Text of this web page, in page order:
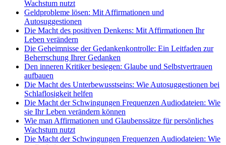
Wachstum nutzt
Geldprobleme lösen: Mit Affirmationen und
Autosuggestionen
Die Macht des positiven Denkens: Mit Affirmationen Ihr
Leben verändern
Die Geheimnisse der Gedankenkontrolle: Ein Leitfaden zur
Beherrschung Ihrer Gedanken
Den inneren Kritiker besiegen: Glaube und Selbstvertrauen
aufbauen
Die Macht des Unterbewusstseins: Wie Autosuggestionen bei
Schlaflosigkeit helfen
Die Macht der Schwingungen Frequenzen Audiodateien: Wie
sie Ihr Leben verändern können
Wie man Affirmationen und Glaubenssätze für persönliches
Wachstum nutzt
Die Macht der Schwingungen Frequenzen Audiodateien: Wie